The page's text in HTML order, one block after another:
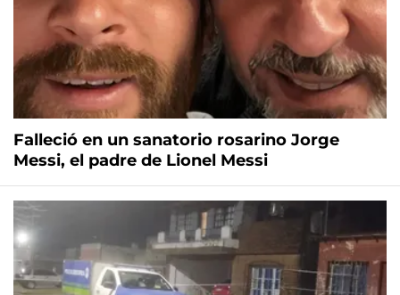
Falleció en un sanatorio rosarino Jorge
Messi, el padre de Lionel Messi